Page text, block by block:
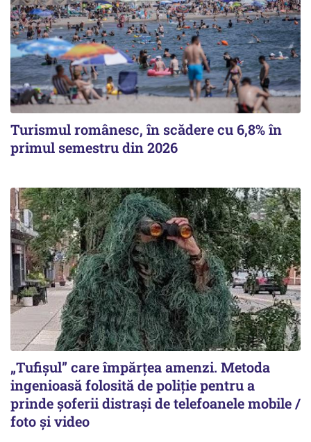
Turismul românesc, în scădere cu 6,8% în
primul semestru din 2026
„Tufișul” care împărțea amenzi. Metoda
ingenioasă folosită de poliție pentru a
prinde șoferii distrași de telefoanele mobile /
foto și video